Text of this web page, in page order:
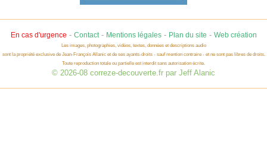
En cas d'urgence - Contact- Mentions légales- Plan du site - Web création
Les images, photographies, vidéos, textes, données et descriptions audio
sont la propriété exclusive de Jean-François Allanic et de ses ayants-droits - sauf mention contraire - et ne sont pas libres de droits.
Toute reproduction totale ou partielle est interdit sans autorisation écrite.
© 2026-08 correze-decouverte.fr par Jeff Alanic